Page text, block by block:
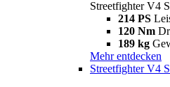
Streetfighter V4
214 PS
120 Nm
189 kg
Mehr entdecken
Streetfighter V4